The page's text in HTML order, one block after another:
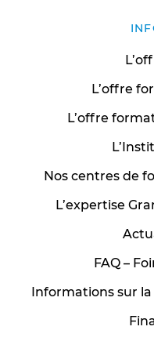
L’offre
L’offre
Nos centres de
L’expertise
FAQ –
Informations sur